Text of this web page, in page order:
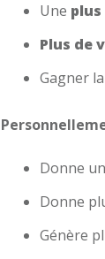
Une
Plus de
Gagner la
Donne un
Donne
Génère